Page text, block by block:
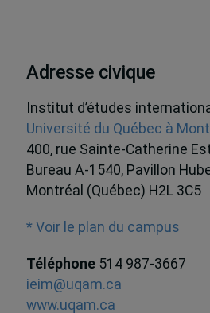
Adresse civique
Institut d’études
Université du Québec à
400, rue Sainte-Catherine
Bureau A-1540, Pavillon
Montréal (Québec) H2L 3C5
* Voir le plan du campus
Téléphone 514 987-3667
ieim@uqam.ca
www.uqam.ca